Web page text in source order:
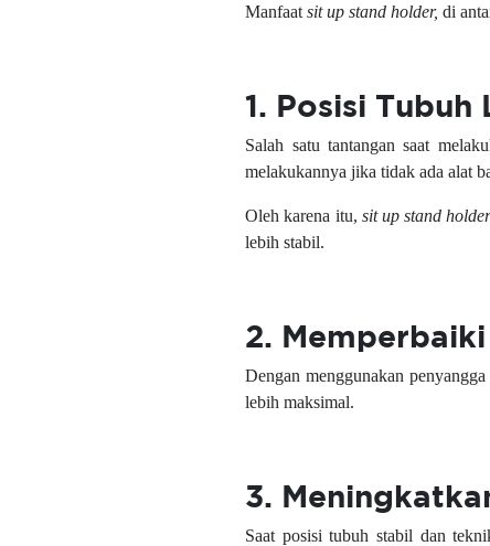
Manfaatsit up stand holder,di
1. Posisi Tubuh
Salah satu tantangan saat
melakukannya jika tidak ada alat
Oleh karena itu, sit up stand
lebih stabil.
2.
Dengan menggunakan
lebih maksimal.
3.
Saat posisi tubuh stabil dan